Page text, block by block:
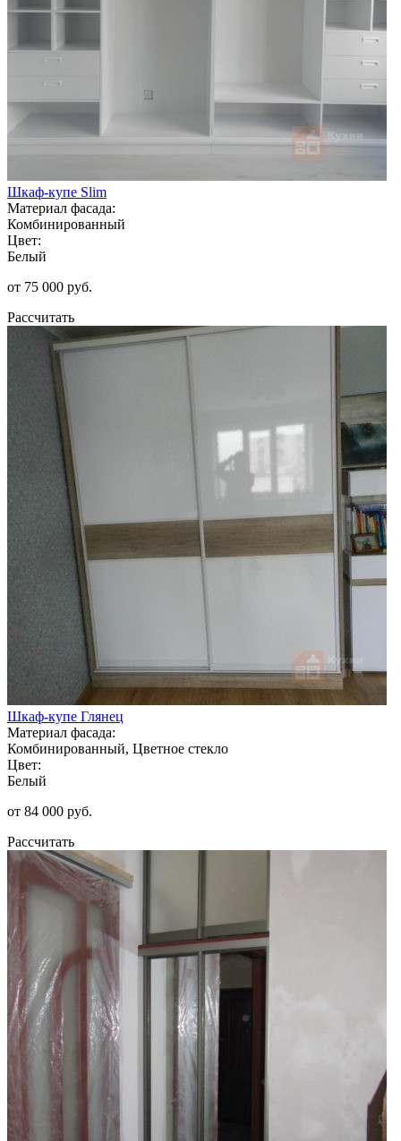
Шкаф-купе Slim
Материал фасада:
Комбинированный
Цвет:
Белый
от 75 000 руб.
Рассчитать
Шкаф-купе Глянец
Материал фасада:
Комбинированный, Цветное стекло
Цвет:
Белый
от 84 000 руб.
Рассчитать